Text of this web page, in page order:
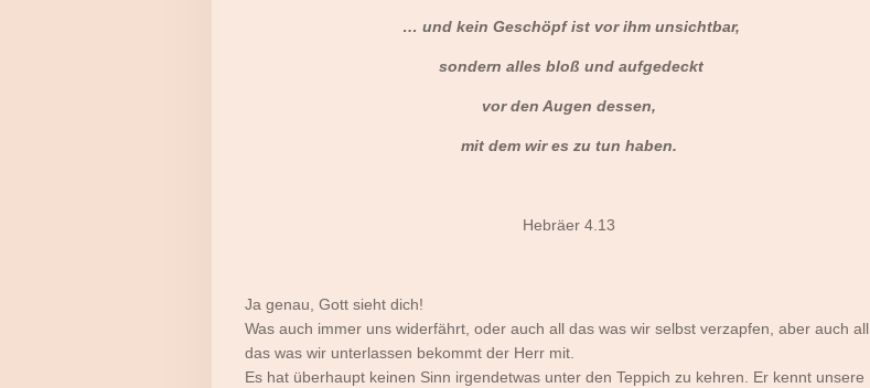
… und kein Geschöpf ist vor ihm unsichtbar,
sondern alles bloß und aufgedeckt
vor den Augen dessen,
mit dem wir es zu tun haben.
Hebräer 4.13
Ja genau, Gott sieht dich!
Was auch immer uns widerfährt, oder auch all das was wir selbst verzapfen, aber auch all
das was wir unterlassen bekommt der Herr mit.
Es hat überhaupt keinen Sinn irgendetwas unter den Teppich zu kehren. Er kennt unsere